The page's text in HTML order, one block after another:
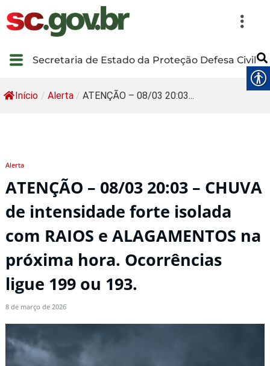
Secretaria de Estado da Proteção Defesa Civil
Início / Alerta / ATENÇÃO – 08/03 20:03...
Alerta
ATENÇÃO – 08/03 20:03 – CHUVA
de intensidade forte isolada
com RAIOS e ALAGAMENTOS na
próxima hora. Ocorrências
ligue 199 ou 193.
8 de março de 2026